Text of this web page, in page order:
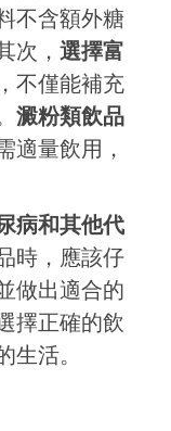
不含額外糖
次， 選擇富
，不僅能補充
澱粉類飲品
適量飲用，
病和其他代
時，應該仔
做出適合的
擇正確的飲
生活。